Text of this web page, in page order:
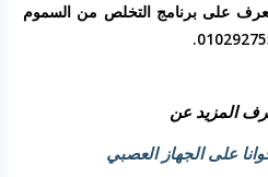
على برنامج التخلص من السموم
.
المزيد عن
على الجهاز العصبي